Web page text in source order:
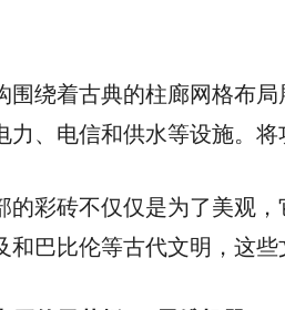
围绕着古典的柱廊网格布
力、电信和供水等设施。
的彩砖不仅仅是为了美观
和巴比伦等古代文明，这